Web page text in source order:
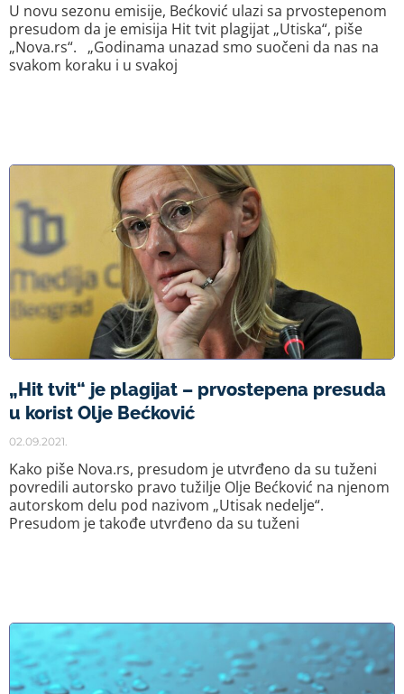
U novu sezonu emisije, Bećković ulazi sa prvostepenom
presudom da je emisija Hit tvit plagijat „Utiska“, piše
„Nova.rs“. „Godinama unazad smo suočeni da nas na
svakom koraku i u svakoj
„Hit tvit“ je plagijat – prvostepena presuda
u korist Olje Bećković
02.09.2021.
Kako piše Nova.rs, presudom je utvrđeno da su tuženi
povredili autorsko pravo tužilje Olje Bećković na njenom
autorskom delu pod nazivom „Utisak nedelje“.
Presudom je takođe utvrđeno da su tuženi